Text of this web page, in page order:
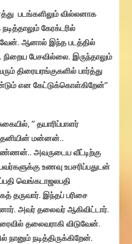
படங்களிலும் வில்லனாக
கேரக்டரில்
ஆனால் இந்த படத்தில்
பேசவில்லை. இருந்தாலும்
திரையரங்குகளில் பார்த்து
என கேட்டுக்கொள்கிறேன்”
” தயாரிப்பாளர்
மன்னன்..
அவருடைய வீட்டிற்கு
உணவு உபசரிப்பதுடன்
வெங்கடாஜலபதி
தருவார். இந்தப் பரிசை
அவர் தலைவர் ஆகிவிட்டார்.
தலைவராகி விடுவேன்.
நானும் நடித்திருக்கிறேன்.